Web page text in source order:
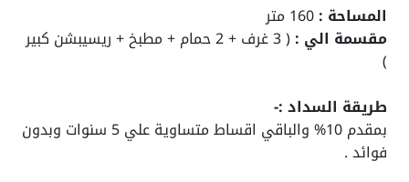
المساحة :160 متر
مقسمة الي :
( 3 غرف + 2 حمام + مطبخ + ريسيبشن كبير
)
طريقة السداد :-
بمقدم 10% والباقي اقساط متساوية علي 5 سنوات وبدون
فوائد .